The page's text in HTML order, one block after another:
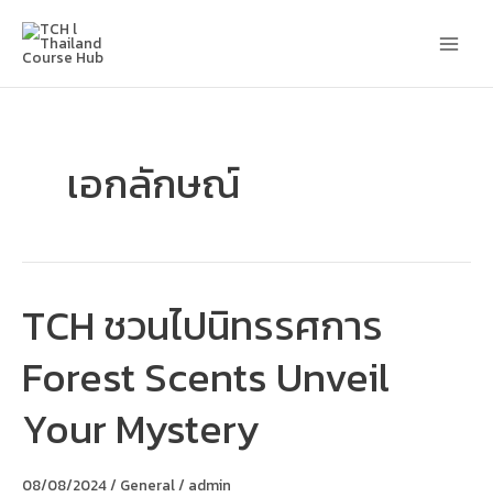
content
เอกลักษณ์
TCH ชวนไปนิทรรศการ
Forest Scents Unveil
Your Mystery
08/08/2024/ General/ admin
ไป
นิทรรศการ
Forest
Unveil
Your